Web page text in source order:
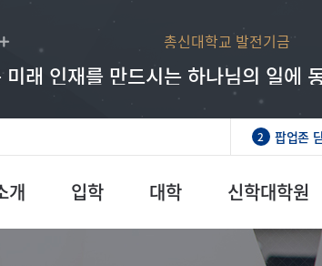
총신대학교 발전기금
래 인재를 만드시는 하나님의 일에
2 팝업존
개 입학 대학 신학대학원